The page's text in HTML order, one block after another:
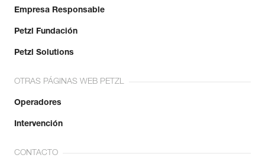
Empresa Responsable
Petzl Fundación
Petzl Solutions
OTRAS PÁGINAS WEB PETZL
Operadores
Intervención
CONTACTO